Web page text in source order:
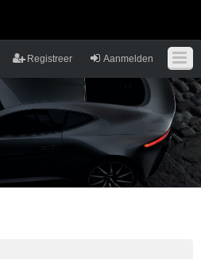
Aanmelden
Registreer